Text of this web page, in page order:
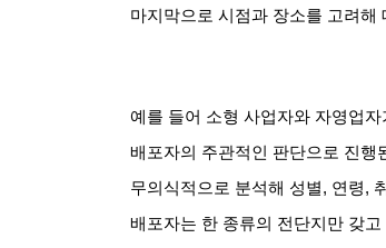
마지막으로 시점과 장소를 고려
예를 들어 소형 사업자와 자영업
배포자의 주관적인 판단으로 진행
무의식적으로 분석해 성별, 연령,
배포자는 한 종류의 전단지만 갖